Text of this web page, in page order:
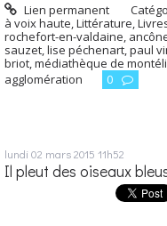
Lien permanent
à voix haute Littérature
rochefort-en-valdaine
sauzet lise péchenart paul
briot médiathèque de
agglomération
0
lundi 02 mars 2015 11h52
Il pleut des oiseaux